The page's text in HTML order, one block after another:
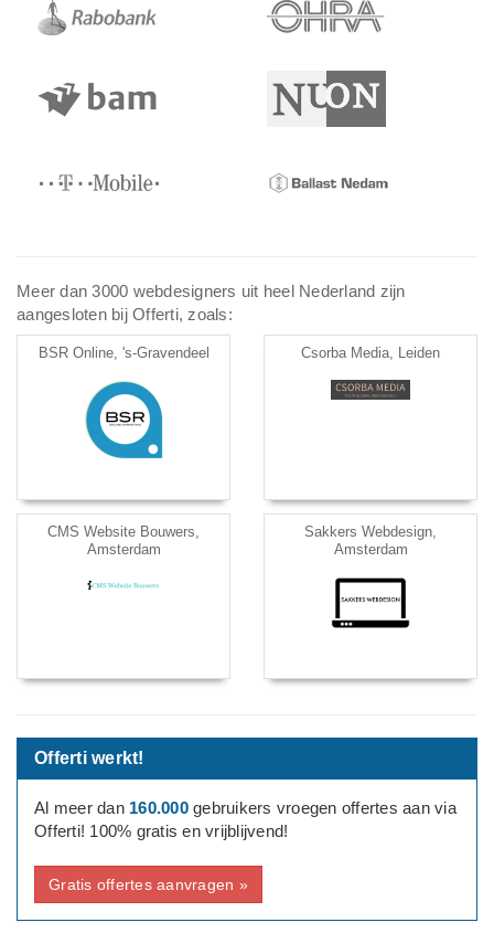
Meer dan 3000 webdesigners uit heel Nederland zijn
aangesloten bij Offerti, zoals:
BSR Online, 's-Gravendeel Csorba Media, Leiden
CMS Website Bouwers,
Amsterdam
Sakkers Webdesign,
Amsterdam
Offerti werkt!
Al meer dan 160.000gebruikers vroegen offertes aan via
Offerti! 100% gratis en vrijblijvend!
Gratis offertes aanvragen »